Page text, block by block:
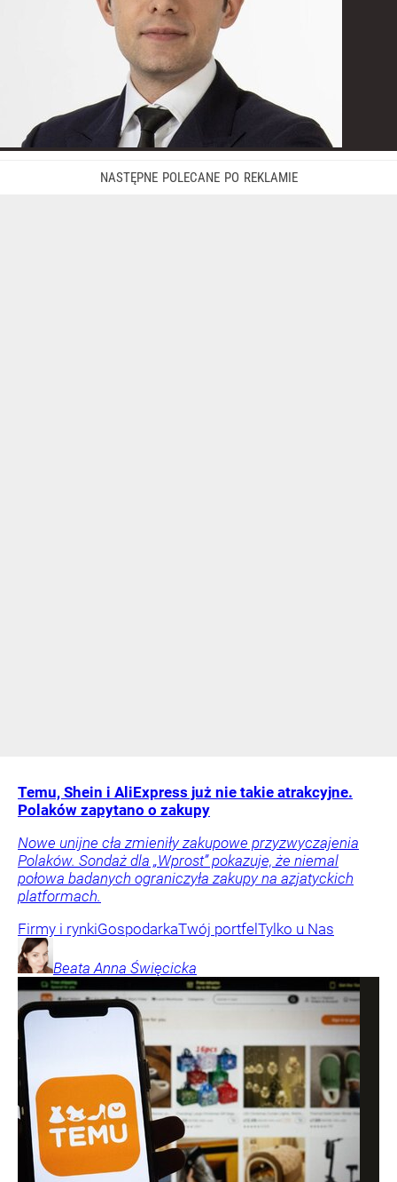
Temu, Shein i AliExpress już nie takie atrakcyjne.
Polaków zapytano o zakupy
Nowe unijne cła zmieniły zakupowe przyzwyczajenia
Polaków. Sondaż dla „Wprost” pokazuje, że niemal
połowa badanych ograniczyła zakupy na azjatyckich
platformach.
Firmy i rynkiGospodarkaTwój portfel Tylko u Nas
Beata Anna Święcicka